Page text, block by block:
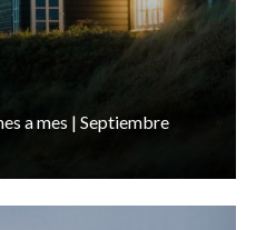
a mes | Septiembre